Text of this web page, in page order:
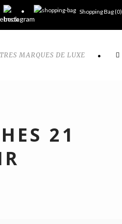
Shopping Bag (0)
MARQUES DE LUXE •
21